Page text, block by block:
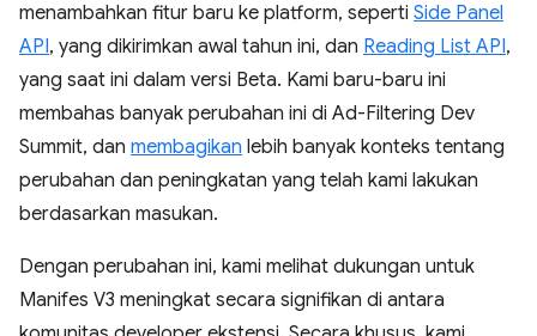
menambahkan fitur baru ke platform, seperti Side Panel
API, yang dikirimkan awal tahun ini, dan Reading List API,
yang saat ini dalam versi Beta. Kami baru-baru ini
membahas banyak perubahan ini di Ad-Filtering Dev
Summit, dan membagikan lebih banyak konteks tentang
perubahan dan peningkatan yang telah kami lakukan
berdasarkan masukan.
Dengan perubahan ini, kami melihat dukungan untuk
Manifes V3 meningkat secara signifikan di antara